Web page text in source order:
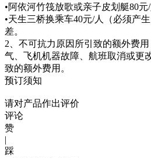
•阿依河竹筏放歌或亲子皮划艇80元
•天生三桥换乘车40元/人（必须产
差。
2、不可抗力原因所引致的额外费
气、飞机机器故障、航班取消或更
致的额外费用。
预订须知
请对产品作出评价
评论
赞
|
踩